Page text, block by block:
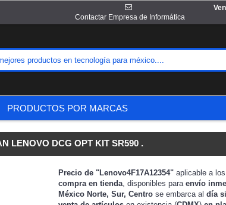
Contactar Empresa de Informática
PRODUCTOS POR MARCAS
LENOVO DCG OPT KIT SR590 .
Precio de "Lenovo4F17A12354" aplicable a los
compra en tienda, disponibles para envío
México Norte, Sur, Centro se embarca al día